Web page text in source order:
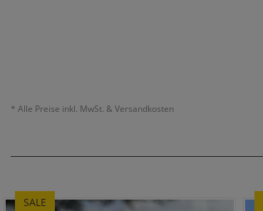
* Alle Preise inkl. MwSt. & Versandkosten
SALE